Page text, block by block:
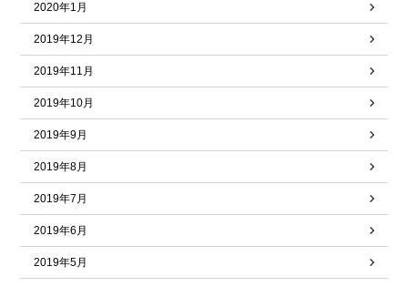
2020年1月
2019年12月
2019年11月
2019年10月
2019年9月
2019年8月
2019年7月
2019年6月
2019年5月